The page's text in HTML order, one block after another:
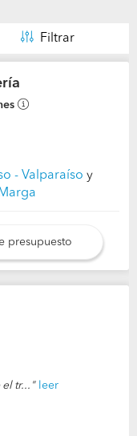
Filtrar
- Valparaíso y
presupuesto
tr...
leer